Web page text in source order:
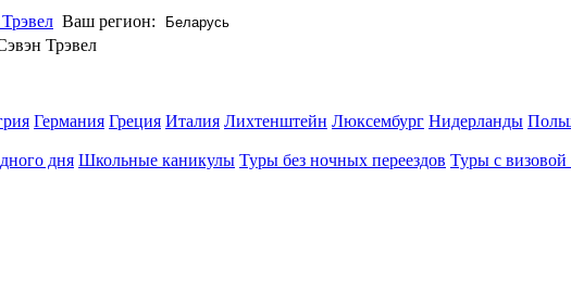
Ваш регион:
Трэвел
Германия Греция Италия Лихтенштейн Люксембург Нидерланды
дня Школьные каникулы Туры без ночных переездов Туры с